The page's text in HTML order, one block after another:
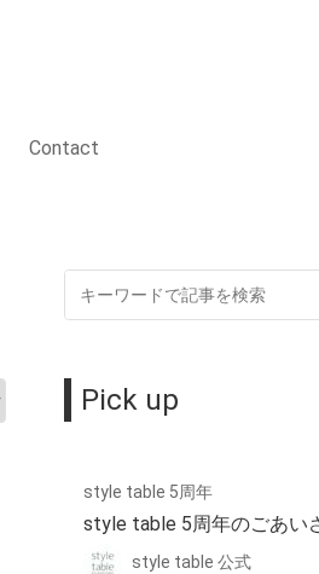
Contact
Pick up
style table 5周年
style table 5周年のごあい
style table 公式